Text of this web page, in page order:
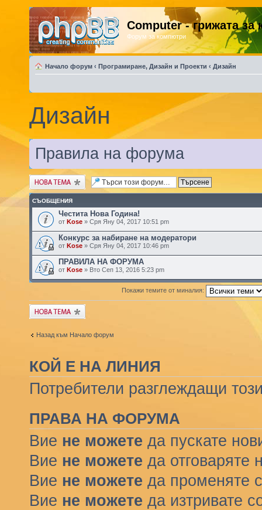
Computer - грижата
Форум за компютри
Начало форум ‹ Програмиране, Дизайн и Проекти ‹ Дизайн
Дизайн
Правила на форума
Публикувай нова
тема
СЪОБЩЕНИЯ
Честита Нова Година!
от Kose» Сря Яну 04, 2017 10:51 pm
Конкурс за набиране на модератори
от Kose» Сря Яну 04, 2017 10:46 pm
ПРАВИЛА НА ФОРУМА
от Kose» Вто Сеп 13, 2016 5:23 pm
Покажи темите от миналия:
Публикувай нова
тема
Назад към Начало форум
КОЙ Е НА ЛИНИЯ
Потребители разглеждащи
ПРАВА НА ФОРУМА
Вие не можете да пускате
Вие не можете да отговаряте
Вие не можете да променяте
Вие не можете да изтривате